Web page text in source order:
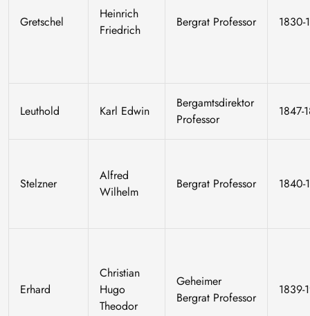
Gretschel
Heinrich
Friedrich
Bergrat Professor 1830-
Leuthold Karl Edwin
Bergamtsdirektor
Professor
1847-
Stelzner
Alfred
Wilhelm
Bergrat Professor 1840-
Erhard
Christian
Hugo
Theodor
Geheimer
Bergrat Professor
1839-